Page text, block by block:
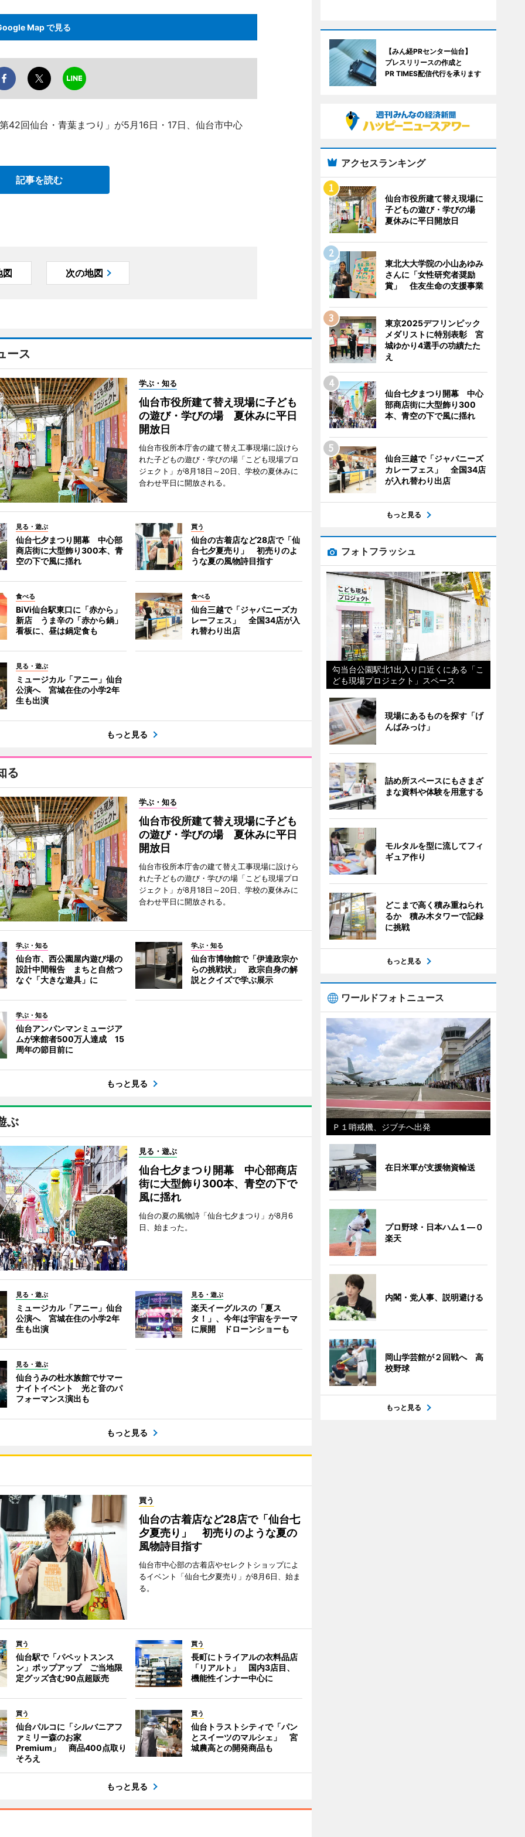
Map で見る
42回仙台・青葉まつり」が5月16日・17日、仙台市中心
記事を読む
図 次の地図
ース
学ぶ・知る
仙台市役所建て替え現場に子ども
の遊び・学びの場 夏休みに平日
開放日
仙台市役所本庁舎の建て替え工事現場に設けら
れた子どもの遊び・学びの場「こども現場プロ
ジェクト」が8月18日～20日、学校の夏休みに
合わせ平日に開放される。
見る・遊ぶ
仙台七夕まつり開幕 中心部
商店街に大型飾り300本、青
空の下で風に揺れ
買う
仙台の古着店など28店で「仙
台七夕夏売り」 初売りのよ
うな夏の風物詩目指す
食べる
BiVi仙台駅東口に「赤から」
新店 うま辛の「赤から鍋」
看板に、昼は鍋定食も
食べる
仙台三越で「ジャパニーズカ
レーフェス」 全国34店が入
れ替わり出店
見る・遊ぶ
ミュージカル「アニー」仙台
公演へ 宮城在住の小学2年
生も出演
もっと見る
る
学ぶ・知る
仙台市役所建て替え現場に子ども
の遊び・学びの場 夏休みに平日
開放日
仙台市役所本庁舎の建て替え工事現場に設けら
れた子どもの遊び・学びの場「こども現場プロ
ジェクト」が8月18日～20日、学校の夏休みに
合わせ平日に開放される。
学ぶ・知る
仙台市、西公園屋内遊び場の
設計中間報告 まちと自然つ
なぐ「大きな遊具」に
学ぶ・知る
仙台市博物館で「伊達政宗か
らの挑戦状」 政宗自身の解
説とクイズで学ぶ展示
学ぶ・知る
仙台アンパンマンミュージア
ムが来館者500万人達成 15
周年の節目前に
もっと見る
ぶ
見る・遊ぶ
仙台七夕まつり開幕 中心部商店
街に大型飾り300本、青空の下で
風に揺れ
仙台の夏の風物詩「仙台七夕まつり」が8月6
日、始まった。
見る・遊ぶ
ミュージカル「アニー」仙台
公演へ 宮城在住の小学2年
生も出演
見る・遊ぶ
楽天イーグルスの「夏ス
タ！」、今年は宇宙をテーマ
に展開 ドローンショーも
見る・遊ぶ
仙台うみの杜水族館でサマー
ナイトイベント 光と音のパ
フォーマンス演出も
もっと見る
買う
仙台の古着店など28店で「仙台七
夕夏売り」 初売りのような夏の
風物詩目指す
仙台市中心部の古着店やセレクトショップによ
るイベント「仙台七夕夏売り」が8月6日、始ま
る。
買う
仙台駅で「パペットスンス
ン」ポップアップ ご当地限
定グッズ含む90点超販売
買う
長町にトライアルの衣料品店
「リアルト」 国内3店目、
機能性インナー中心に
買う
仙台パルコに「シルバニアフ
ァミリー森のお家
Premium」 商品400点取り
そろえ
買う
仙台トラストシティで「パン
とスイーツのマルシェ」 宮
城農高との開発商品も
もっと見る
【みん経PRセンター仙台】
プレスリリースの作成と
PR TIMES配信代行を承ります
アクセスランキング
仙台市役所建て替え現場に
子どもの遊び・学びの場
夏休みに平日開放日
東北大大学院の小山あゆみ
さんに「女性研究者奨励
賞」 住友生命の支援事業
東京2025デフリンピック
メダリストに特別表彰 宮
城ゆかり4選手の功績たた
え
仙台七夕まつり開幕 中心
部商店街に大型飾り300
本、青空の下で風に揺れ
仙台三越で「ジャパニーズ
カレーフェス」 全国34店
が入れ替わり出店
もっと見る
フォトフラッシュ
勾当台公園駅北1出入り口近くにある「こ
ども現場プロジェクト」スペース
現場にあるものを探す「げ
んばみっけ」
詰め所スペースにもさまざ
まな資料や体験を用意する
モルタルを型に流してフィ
ギュア作り
どこまで高く積み重ねられ
るか 積み木タワーで記録
に挑戦
もっと見る
ワールドフォトニュース
Ｐ１哨戒機、ジブチへ出発
在日米軍が支援物資輸送
プロ野球・日本ハム１―０
楽天
内閣・党人事、説明避ける
岡山学芸館が２回戦へ 高
校野球
もっと見る